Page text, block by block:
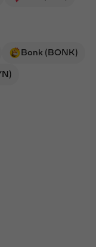
Bonk (BONK)